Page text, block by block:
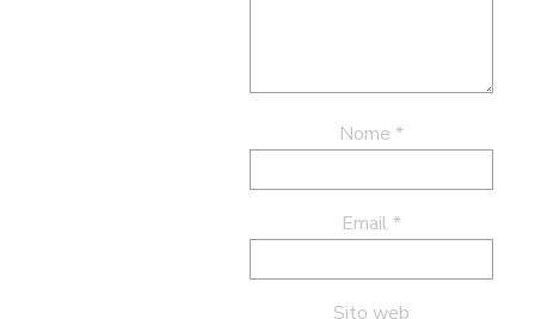
Nome *
Email *
Sito web